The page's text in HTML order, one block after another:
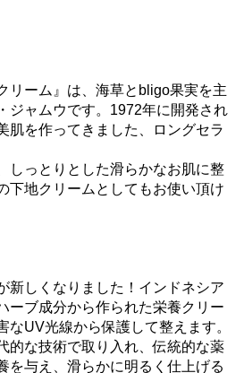
ーム』は、海草とbligo果実を主
ジャムウです。1972年に開発され
肌を作ってきました、ロングセラ
しっとりとした滑らかなお肌に整
下地クリームとしてもお使い頂け
新しくなりました！インドネシア
ーブ成分から作られた栄養クリー
なUV光線から保護して整えます。
的な技術で取り入れ、伝統的な薬
を与え、滑らかに明るく仕上げる